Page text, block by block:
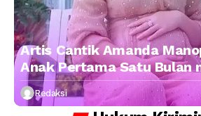
Artis Cantik Amanda
Anak Pertama Satu Bulan
Redaksi